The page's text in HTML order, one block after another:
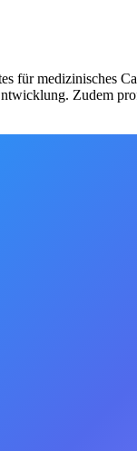
für medizinisches
Zudem